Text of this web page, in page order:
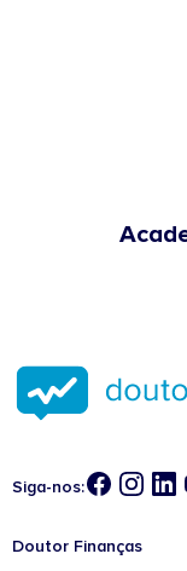
Siga-nos:
Doutor Finanças